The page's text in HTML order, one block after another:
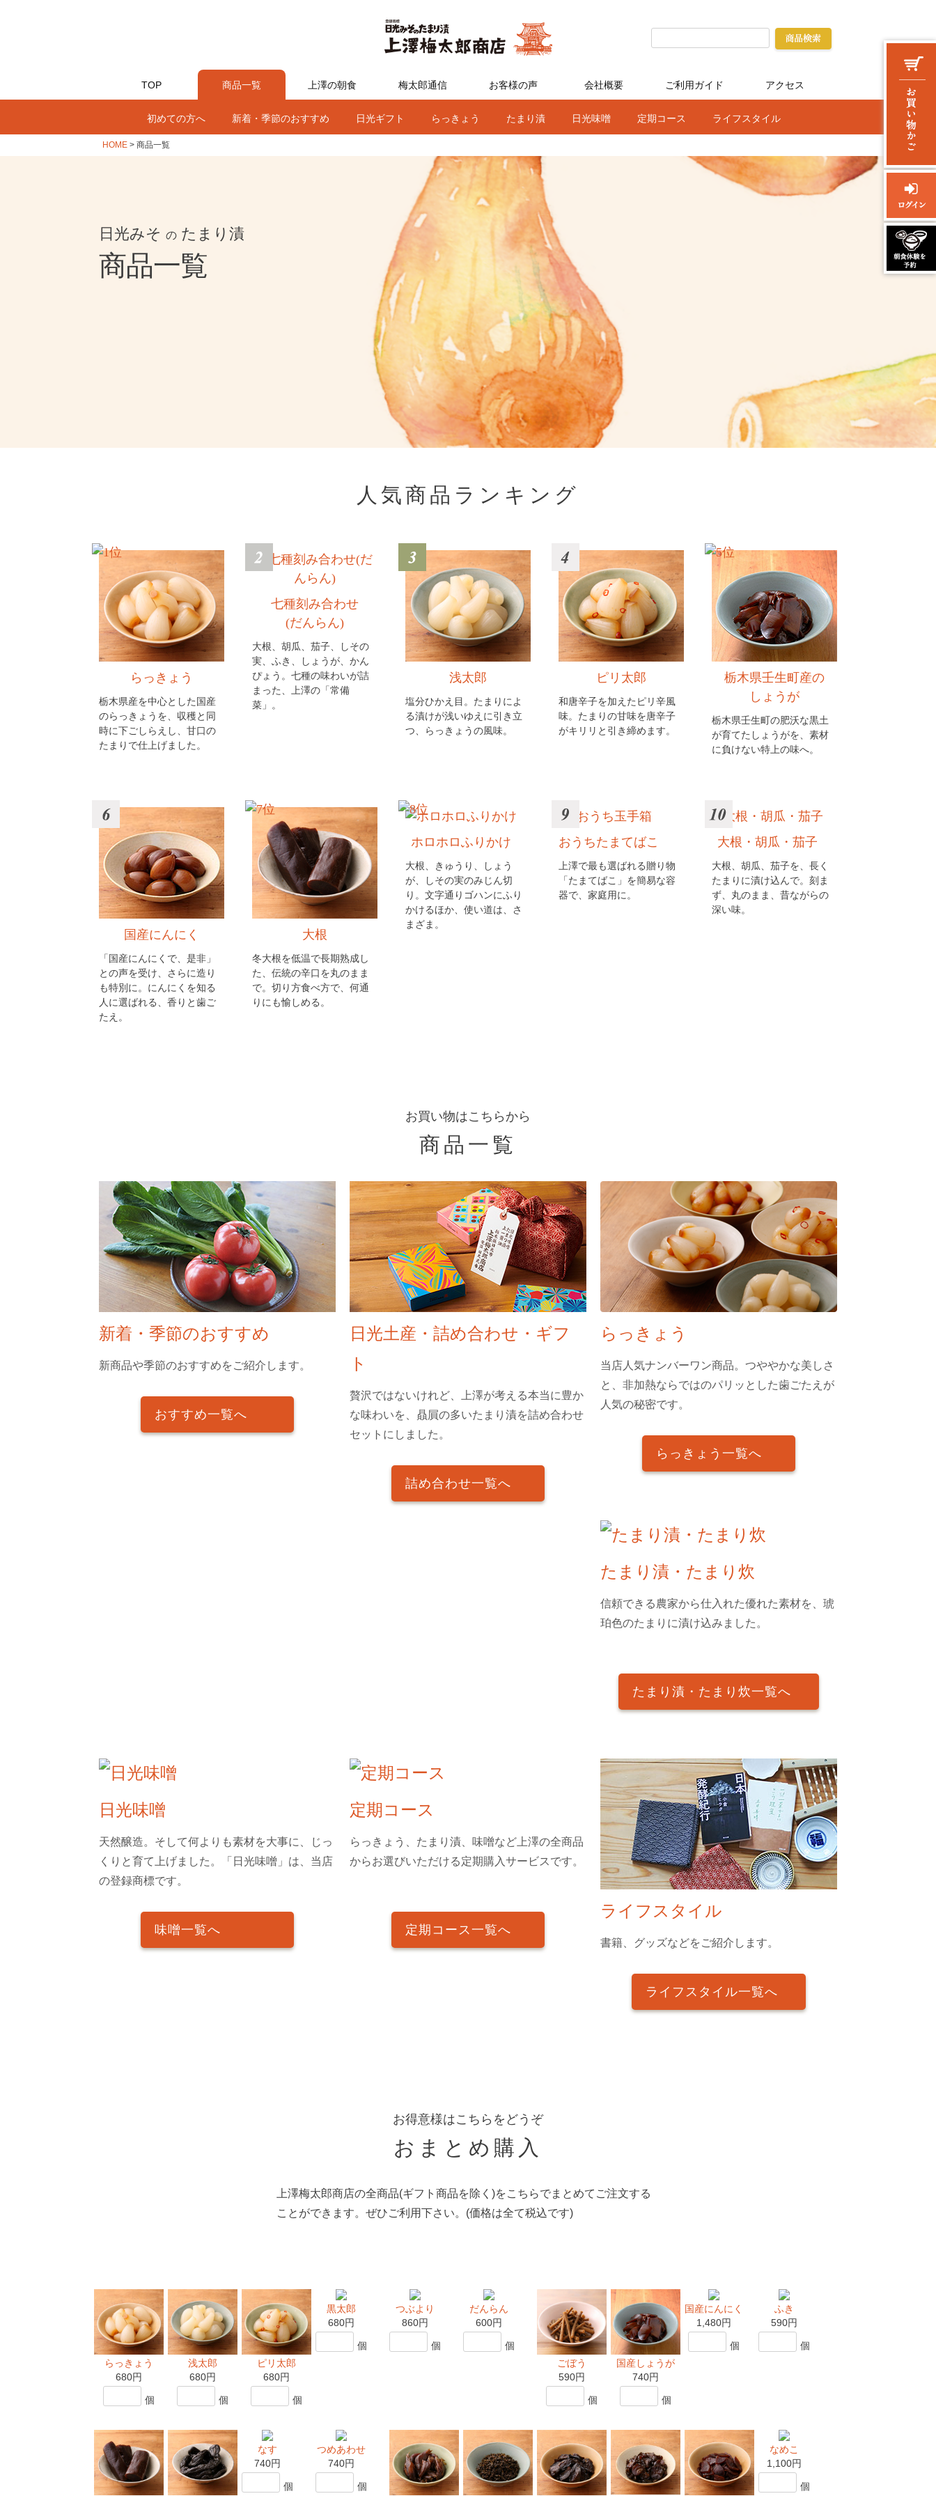
TOP 商品一覧 上澤の朝食 梅太郎通信 お客様の声 会社概要 ご利用ガイド アクセス
初めての方へ 新着・季節のおすすめ 日光ギフト らっきょう たまり漬 日光味噌 定期コース ライフスタイル
HOME 商品一覧
日光みそ の たまり漬
商品一覧
人気商品ランキング
らっきょう
栃木県産を中心とした国産
のらっきょうを、収穫と同
時に下ごしらえし、甘口の
たまりで仕上げました。
七種刻み合わせ
(だんらん)
大根、胡瓜、茄子、しその
実、ふき、しょうが、かん
ぴょう。七種の味わいが詰
まった、上澤の「常備
菜」。
浅太郎
塩分ひかえ目。たまりによ
る漬けが浅いゆえに引き立
つ、らっきょうの風味。
ピリ太郎
和唐辛子を加えたピリ辛風
味。たまりの甘味を唐辛子
がキリリと引き締めます。
栃木県壬生町産の
しょうが
栃木県壬生町の肥沃な黒土
が育てたしょうがを、素材
に負けない特上の味へ。
国産にんにく
「国産にんにくで、是非」
との声を受け、さらに造り
も特別に。にんにくを知る
人に選ばれる、香りと歯ご
たえ。
大根
冬大根を低温で長期熟成し
た、伝統の辛口を丸のまま
で。切り方食べ方で、何通
りにも愉しめる。
ホロホロふりかけ
大根、きゅうり、しょう
が、しその実のみじん切
り。文字通りゴハンにふり
かけるほか、使い道は、さ
まざま。
おうちたまてばこ
上澤で最も選ばれる贈り物
「たまてばこ」を簡易な容
器で、家庭用に。
大根・胡瓜・茄子
大根、胡瓜、茄子を、長く
たまりに漬け込んで。刻ま
ず、丸のまま、昔ながらの
深い味。
お買い物はこちらから
商品一覧
新着・季節のおすすめ
新商品や季節のおすすめをご紹介します。
おすすめ一覧へ
日光土産・詰め合わせ・ギフ
ト
贅沢ではないけれど、上澤が考える本当に豊か
な味わいを、贔屓の多いたまり漬を詰め合わせ
セットにしました。
詰め合わせ一覧へ
らっきょう
当店人気ナンバーワン商品。つややかな美しさ
と、非加熱ならではのパリッとした歯ごたえが
人気の秘密です。
らっきょう一覧へ
たまり漬・たまり炊
信頼できる農家から仕入れた優れた素材を、琥
珀色のたまりに漬け込みました。
たまり漬・たまり炊一覧へ
日光味噌
天然醸造。そして何よりも素材を大事に、じっ
くりと育て上げました。「日光味噌」は、当店
の登録商標です。
味噌一覧へ
定期コース
らっきょう、たまり漬、味噌など上澤の全商品
からお選びいただける定期購入サービスです。
定期コース一覧へ
ライフスタイル
書籍、グッズなどをご紹介します。
ライフスタイル一覧へ
お得意様はこちらをどうぞ
おまとめ購入
上澤梅太郎商店の全商品(ギフト商品を除く)をこちらでまとめてご注文する
ことができます。ぜひご利用下さい。(価格は全て税込です)
らっきょう
680円
個
浅太郎
680円
個
ピリ太郎
680円
個
黒太郎
680円
個
つぶより
860円
個
だんらん
600円
個
ごぼう
590円
個
国産しょうが
740円
個
国産にんにく
1,480円
個
ふき
590円
個
なす
740円
個
つめあわせ
740円
個
なめこ
1,100円
個